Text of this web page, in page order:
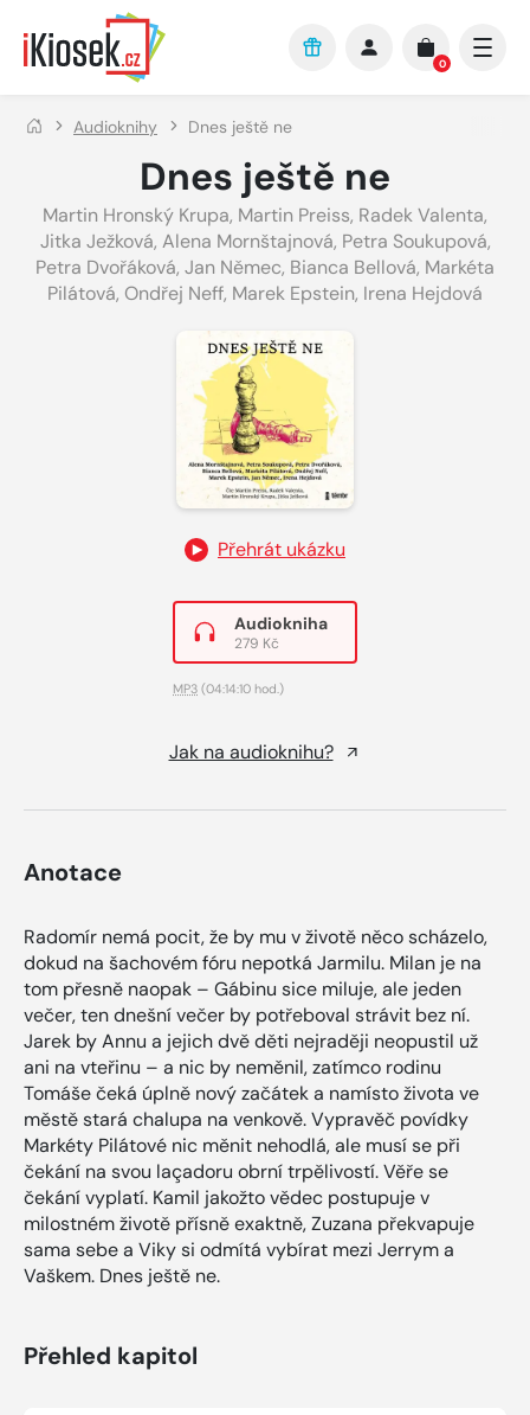
Přejít na hlavní obsah
0
Audioknihy Dnes ještě ne
Dnes ještě ne
Martin Hronský Krupa, Martin Preiss, Radek Valenta,
Jitka Ježková, Alena Mornštajnová, Petra Soukupová,
Petra Dvořáková, Jan Němec, Bianca Bellová, Markéta
Pilátová, Ondřej Neff, Marek Epstein, Irena Hejdová
Přehrát ukázku
Audiokniha
279 Kč
MP3 (04:14:10 hod.)
Jak na audioknihu?
Anotace
Radomír nemá pocit, že by mu v životě něco scházelo,
dokud na šachovém fóru nepotká Jarmilu. Milan je na
tom přesně naopak – Gábinu sice miluje, ale jeden
večer, ten dnešní večer by potřeboval strávit bez ní.
Jarek by Annu a jejich dvě děti nejraději neopustil už
ani na vteřinu – a nic by neměnil, zatímco rodinu
Tomáše čeká úplně nový začátek a namísto života ve
městě stará chalupa na venkově. Vypravěč povídky
Markéty Pilátové nic měnit nehodlá, ale musí se při
čekání na svou laçadoru obrní trpělivostí. Věře se
čekání vyplatí. Kamil jakožto vědec postupuje v
milostném životě přísně exaktně, Zuzana překvapuje
sama sebe a Viky si odmítá vybírat mezi Jerrym a
Vaškem. Dnes ještě ne.
Přehled kapitol